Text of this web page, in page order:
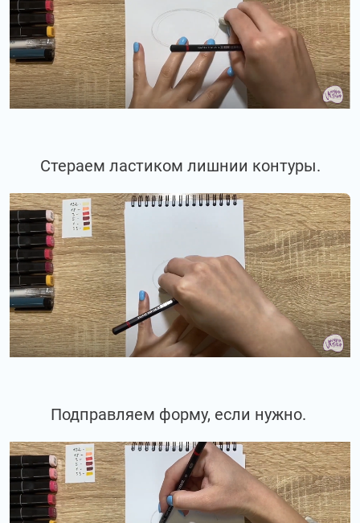
Стераем ластиком лишнии контуры.
Подправляем форму, если нужно.